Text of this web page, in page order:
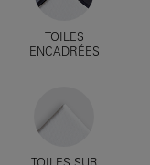
TOILES
ENCADRÉES